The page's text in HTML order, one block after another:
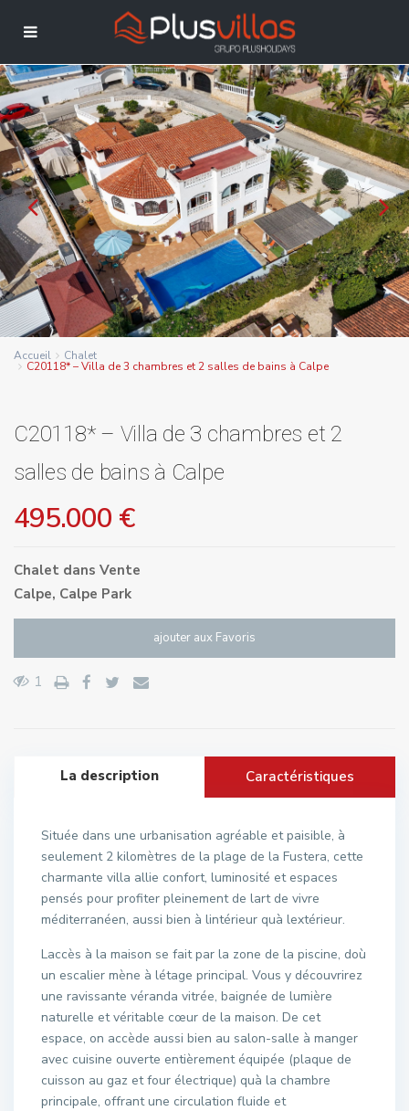
Accueil Chalet
C20118* – Villa de 3 chambres et 2 salles de bains à Calpe
C20118* – Villa de 3 chambres et 2
salles de bains à Calpe
495.000 €
Chalet dans Vente
Calpe, Calpe Park
ajouter aux Favoris
1
La description Caractéristiques
Située dans une urbanisation agréable et paisible, à
seulement 2 kilomètres de la plage de la Fustera, cette
charmante villa allie confort, luminosité et espaces
pensés pour profiter pleinement de lart de vivre
méditerranéen, aussi bien à lintérieur quà lextérieur.
Laccès à la maison se fait par la zone de la piscine, doù
un escalier mène à létage principal. Vous y découvrirez
une ravissante véranda vitrée, baignée de lumière
naturelle et véritable cœur de la maison. De cet
espace, on accède aussi bien au salon-salle à manger
avec cuisine ouverte entièrement équipée (plaque de
cuisson au gaz et four électrique) quà la chambre
principale, offrant une circulation fluide et